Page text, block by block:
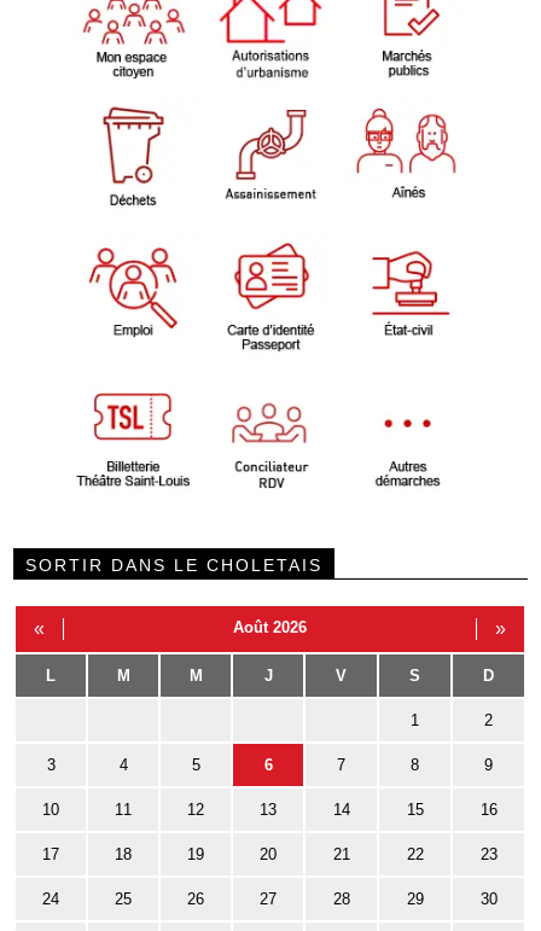
SORTIR DANS LE CHOLETAIS
« Août 2026 »
L M M J V S D
1 2
3 4 5 6 7 8 9
10 11 12 13 14 15 16
17 18 19 20 21 22 23
24 25 26 27 28 29 30